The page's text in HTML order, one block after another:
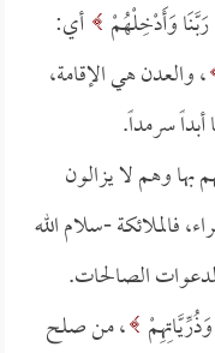
رَبَّنَا وَأَدْخِلْهُمْ أي:
، والعدن هي الإقامة،
سرمداً.
بها وهم لا يزالون
فالملائكة -سلام الله
الصالحات.
، من صلح